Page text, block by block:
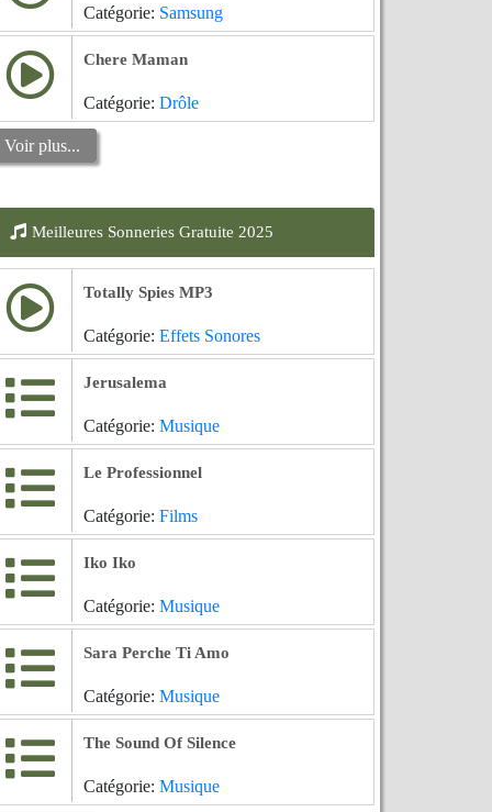
Catégorie: Samsung
Chere Maman
Catégorie: Drôle
Voir plus...
Meilleures Sonneries Gratuite 2025
Totally Spies MP3
Catégorie: Effets Sonores
Jerusalema
Catégorie: Musique
Le Professionnel
Catégorie: Films
Iko Iko
Catégorie: Musique
Sara Perche Ti Amo
Catégorie: Musique
The Sound Of Silence
Catégorie: Musique